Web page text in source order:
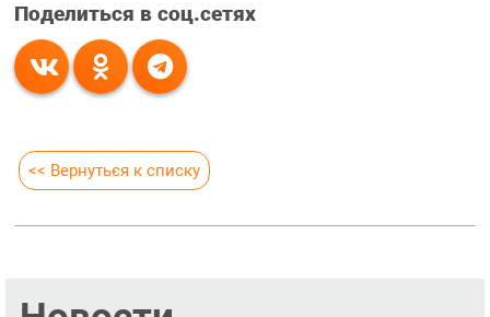
Поделиться в соц.сетях
<< Вернуться к списку